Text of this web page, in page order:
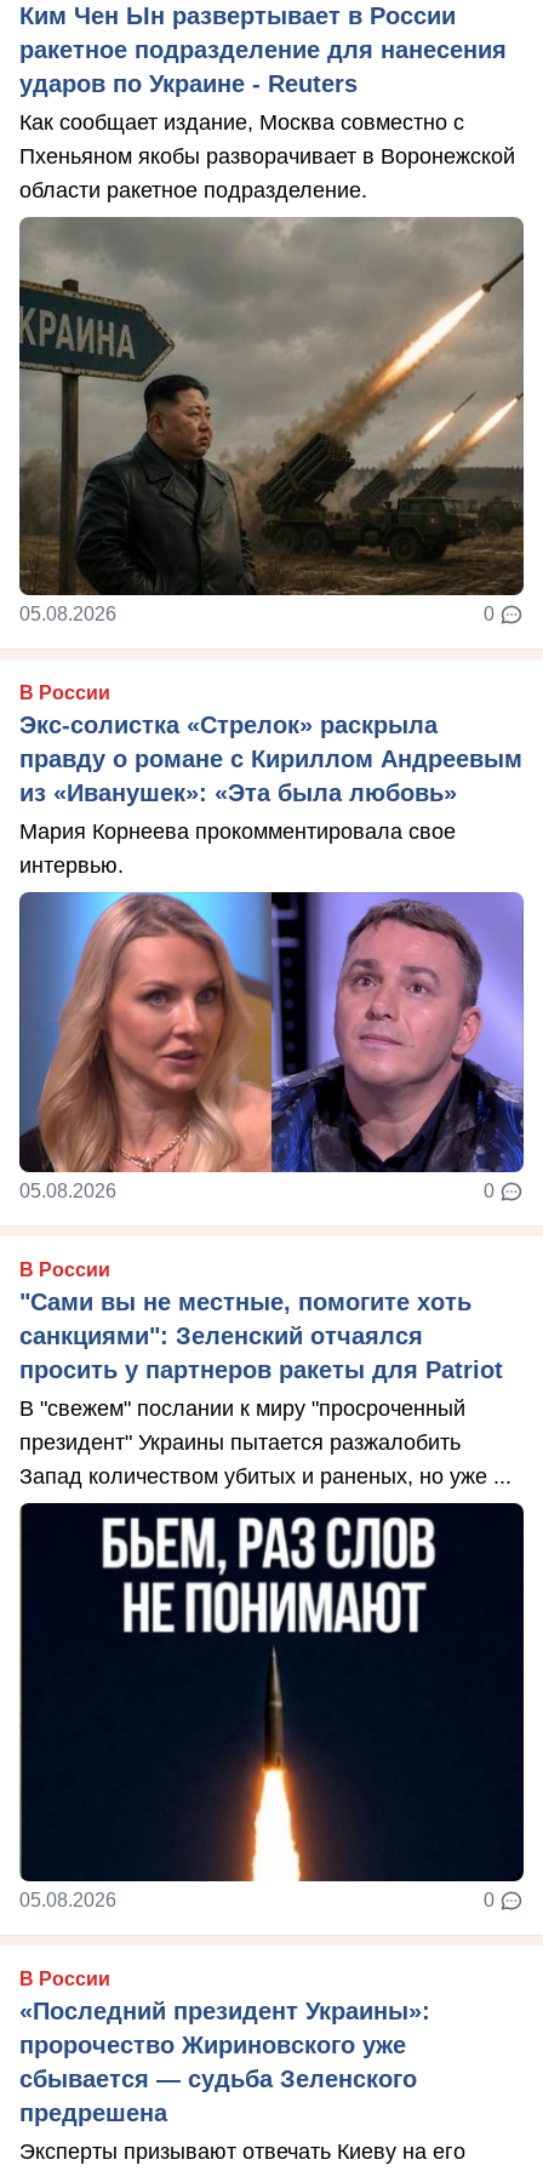
Ким Чен Ын развертывает в России
ракетное подразделение для нанесения
ударов по Украине - Reuters
Как сообщает издание, Москва совместно с
Пхеньяном якобы разворачивает в Воронежской
области ракетное подразделение.
05.08.2026 0
В России
Экс-солистка «Стрелок» раскрыла
правду о романе с Кириллом Андреевым
из «Иванушек»: «Эта была любовь»
Мария Корнеева прокомментировала свое
интервью.
05.08.2026 0
В России
"Сами вы не местные, помогите хоть
санкциями": Зеленский отчаялся
просить у партнеров ракеты для Patriot
В "свежем" послании к миру "просроченный
президент" Украины пытается разжалобить
Запад количеством убитых и раненых, но уже ...
05.08.2026 0
В России
«Последний президент Украины»:
пророчество Жириновского уже
сбывается — судьба Зеленского
предрешена
Эксперты призывают отвечать Киеву на его